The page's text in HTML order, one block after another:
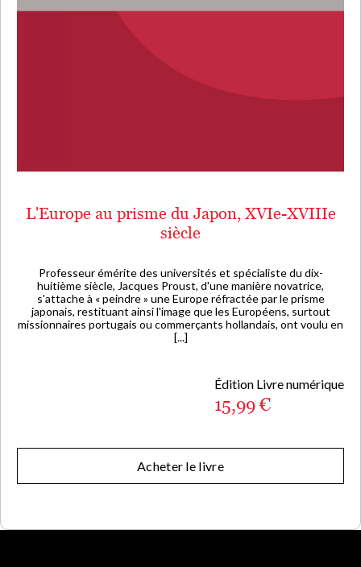
L'Europe au prisme du Japon, XVIe-XVIIIe
siècle
Professeur émérite des universités et spécialiste du dix-
huitième siècle, Jacques Proust, d'une manière novatrice,
s'attache à « peindre » une Europe réfractée par le prisme
japonais, restituant ainsi l'image que les Européens, surtout
missionnaires portugais ou commerçants hollandais, ont voulu en
[...]
Édition Livre numérique
15,99 €
Acheter le livre